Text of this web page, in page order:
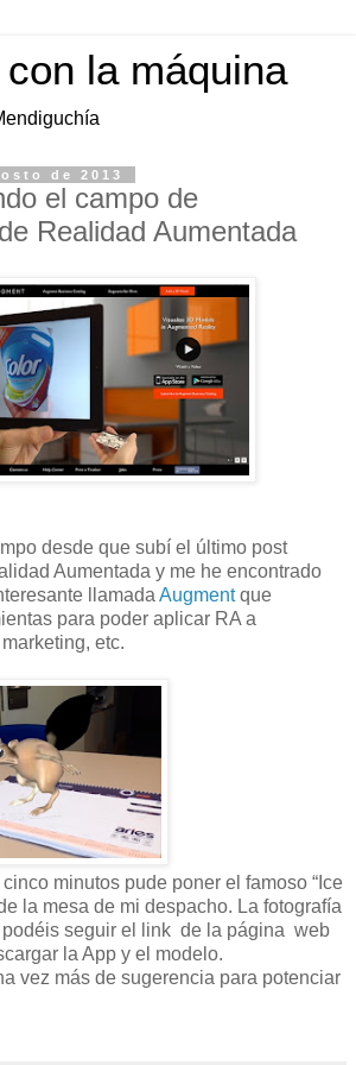
la máquina
de 2013
el campo de
Realidad Aumentada
desde que subí el último post
Aumentada y me he encontrado
llamada Augmentque
para poder aplicar RA a
etc.
minutos pude poner el famoso “Ice
la mesa de mi despacho. La fotografía
podéis seguir el link de la página web
la App y el modelo.
vez más de sugerencia para potenciar